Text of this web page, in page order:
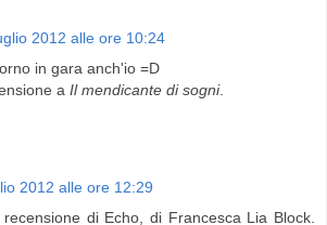
2012 alle ore 10:24
in gara anch'io =D
a Il mendicante di sogni.
2012 alle ore 12:29
di Echo, di Francesca Lia Block.